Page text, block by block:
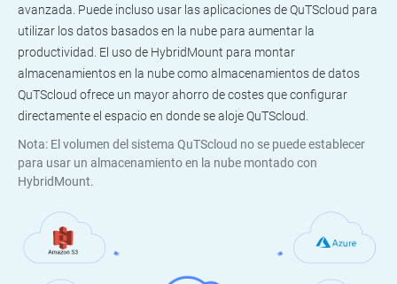
avanzada. Puede incluso usar las aplicaciones de QuTScloud para
utilizar los datos basados en la nube para aumentar la
productividad. El uso de HybridMount para montar
almacenamientos en la nube como almacenamientos de datos
QuTScloud ofrece un mayor ahorro de costes que configurar
directamente el espacio en donde se aloje QuTScloud.
Nota: El volumen del sistema QuTScloud no se puede establecer
para usar un almacenamiento en la nube montado con
HybridMount.